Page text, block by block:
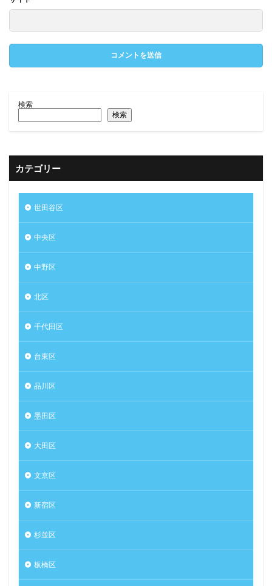
検索
検索
カテゴリー
世田谷区
中央区
中野区
北区
千代田区
台東区
品川区
墨田区
大田区
文京区
新宿区
杉並区
板橋区